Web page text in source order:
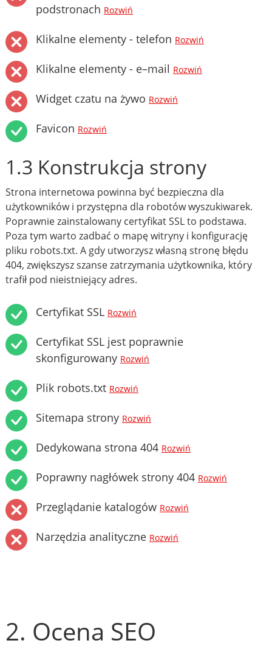
podstronach Rozwiń
Klikalne elementy - telefon Rozwiń
Klikalne elementy - e–mail Rozwiń
Widget czatu na żywo Rozwiń
Favicon Rozwiń
1.3 Konstrukcja strony
Strona internetowa powinna być bezpieczna dla
użytkowników i przystępna dla robotów wyszukiwarek.
Poprawnie zainstalowany certyfikat SSL to podstawa.
Poza tym warto zadbać o mapę witryny i konfigurację
pliku robots.txt. A gdy utworzysz własną stronę błędu
404, zwiększysz szanse zatrzymania użytkownika, który
trafił pod nieistniejący adres.
Certyfikat SSL Rozwiń
Certyfikat SSL jest poprawnie
skonfigurowany Rozwiń
Plik robots.txt Rozwiń
Sitemapa strony Rozwiń
Dedykowana strona 404 Rozwiń
Poprawny nagłówek strony 404 Rozwiń
Przeglądanie katalogów Rozwiń
Narzędzia analityczne Rozwiń
2. Ocena SEO